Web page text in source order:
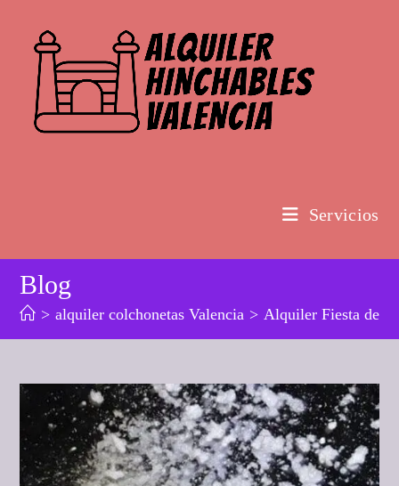
contenido
Servicios
Blog
> alquiler colchonetas Valencia > Alquiler Fiesta de